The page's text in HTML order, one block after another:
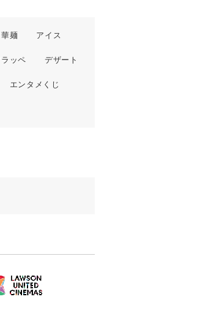
麺 アイス
ッペ デザート
エンタメくじ